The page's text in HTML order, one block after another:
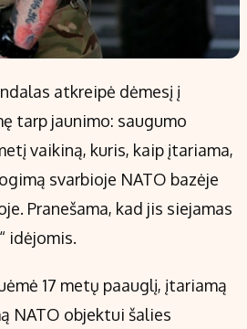
atkreipė dėmesį į
tarp jaunimo: saugumo
vaikiną, kuris, kaip įtariama,
svarbioje NATO bazėje
Pranešama, kad jis siejamas
idėjomis.
17 metų paauglį, įtariamą
NATO objektui šalies